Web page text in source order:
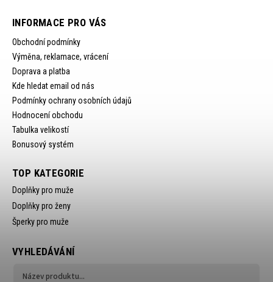
INFORMACE PRO VÁS
Obchodní podmínky
Výměna, reklamace, vrácení
Doprava a platba
Kde hledat email od nás
Podmínky ochrany osobních údajů
Hodnocení obchodu
Tabulka velikostí
Bonusový systém
TOP KATEGORIE
Doplňky pro muže
Doplňky pro ženy
Šperky pro muže
VYHLEDÁVÁNÍ